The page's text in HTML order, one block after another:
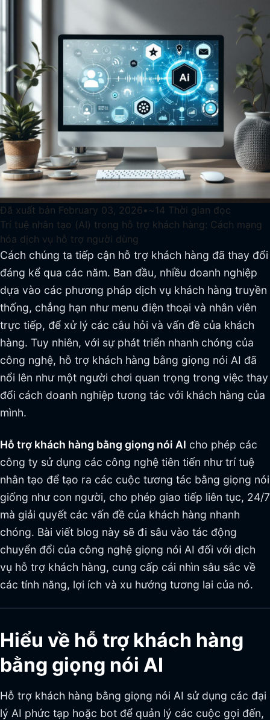
Đã xuất bản February 03, 2026• ~14 Thời gian đọc
Trí tuệ nhân tạo (AI) trong hỗ trợ khách hàng: Cách mạng
hóa dịch vụ hỗ trợ người dùng
Cách chúng ta tiếp cận hỗ trợ khách hàng đã thay đổi
đáng kể qua các năm. Ban đầu, nhiều doanh nghiệp
dựa vào các phương pháp dịch vụ khách hàng truyền
thống, chẳng hạn như menu điện thoại và nhân viên
trực tiếp, để xử lý các câu hỏi và vấn đề của khách
hàng. Tuy nhiên, với sự phát triển nhanh chóng của
công nghệ, hỗ trợ khách hàng bằng giọng nói AI đã
nổi lên như một người chơi quan trọng trong việc thay
đổi cách doanh nghiệp tương tác với khách hàng của
mình.
Hỗ trợ khách hàng bằng giọng nói AI cho phép các
công ty sử dụng các công nghệ tiên tiến như trí tuệ
nhân tạo để tạo ra các cuộc tương tác bằng giọng nói
giống như con người, cho phép giao tiếp liên tục, 24/7
mà giải quyết các vấn đề của khách hàng nhanh
chóng. Bài viết blog này sẽ đi sâu vào tác động
chuyển đổi của công nghệ giọng nói AI đối với dịch
vụ hỗ trợ khách hàng, cung cấp cái nhìn sâu sắc về
các tính năng, lợi ích và xu hướng tương lai của nó.
Hiểu về hỗ trợ khách hàng
bằng giọng nói AI
Hỗ trợ khách hàng bằng giọng nói AI sử dụng các đại
lý AI phức tạp hoặc bot để quản lý các cuộc gọi đến,